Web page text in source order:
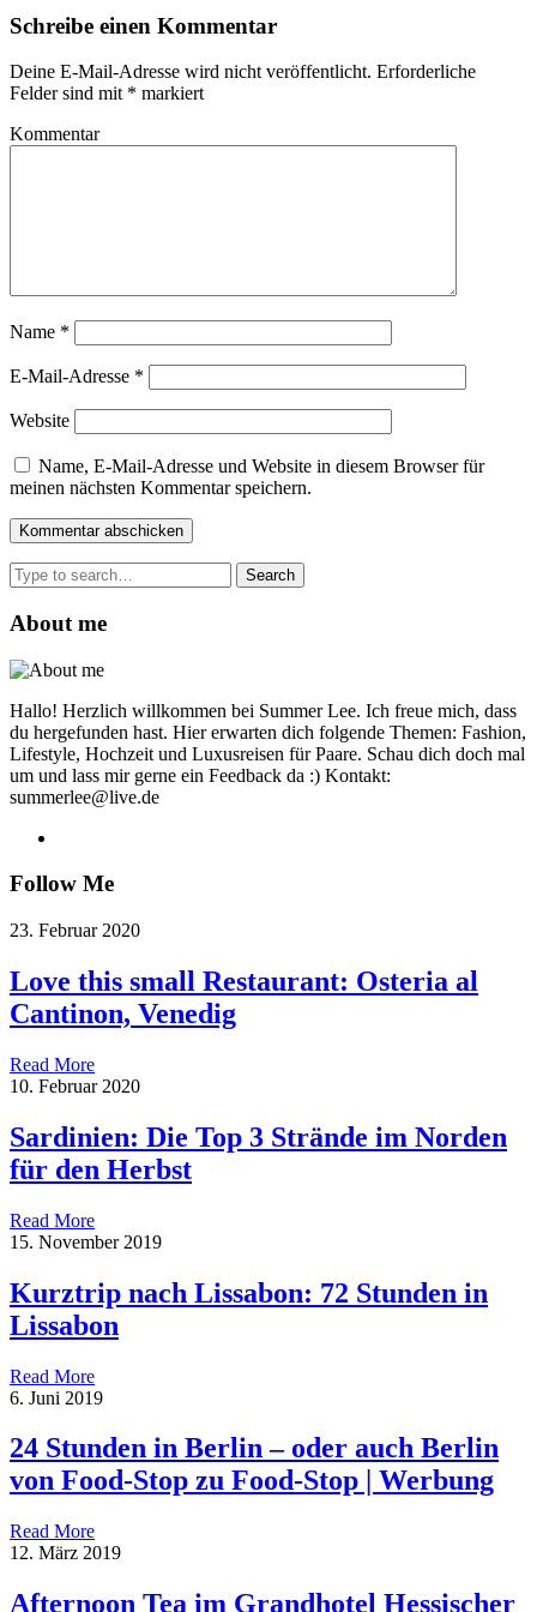
Schreibe einen Kommentar
Deine E-Mail-Adresse wird nicht veröffentlicht. Erforderliche
Felder sind mit * markiert
Kommentar
Name *
E-Mail-Adresse *
Website
Name, E-Mail-Adresse und Website in diesem Browser für
meinen nächsten Kommentar speichern.
Search
for:
About me
Hallo! Herzlich willkommen bei Summer Lee. Ich freue mich, dass
du hergefunden hast. Hier erwarten dich folgende Themen: Fashion,
Lifestyle, Hochzeit und Luxusreisen für Paare. Schau dich doch mal
um und lass mir gerne ein Feedback da :) Kontakt:
summerlee@live.de
Follow Me
23. Februar 2020
Love this small Restaurant: Osteria al
Cantinon, Venedig
Read More
10. Februar 2020
Sardinien: Die Top 3 Strände im Norden
für den Herbst
Read More
15. November 2019
Kurztrip nach Lissabon: 72 Stunden in
Lissabon
Read More
6. Juni 2019
24 Stunden in Berlin – oder auch Berlin
von Food-Stop zu Food-Stop | Werbung
Read More
12. März 2019
Afternoon Tea im Grandhotel Hessischer